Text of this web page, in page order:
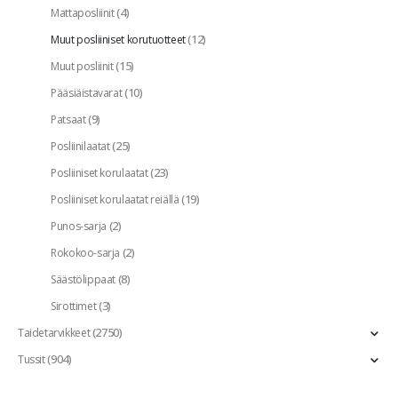
Mattaposliinit(4)
Muut posliiniset korutuotteet(12)
Muut posliinit(15)
Pääsiäistavarat(10)
Patsaat(9)
Posliinilaatat(25)
Posliiniset korulaatat(23)
Posliiniset korulaatat reiällä(19)
Punos-sarja (2)
Rokokoo-sarja (2)
Säästölippaat(8)
Sirottimet(3)
Taidetarvikkeet(2750)
Tussit(904)